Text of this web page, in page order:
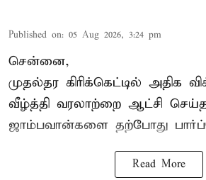
Published on: 05 Aug 2026, 3:24 pm
சென்னை,
முதல்தர கிரிக்கெட்டில் அதிக
வீழ்த்தி வரலாற்றை ஆட்சி
ஜாம்பவான்களை தற்போது
Read More